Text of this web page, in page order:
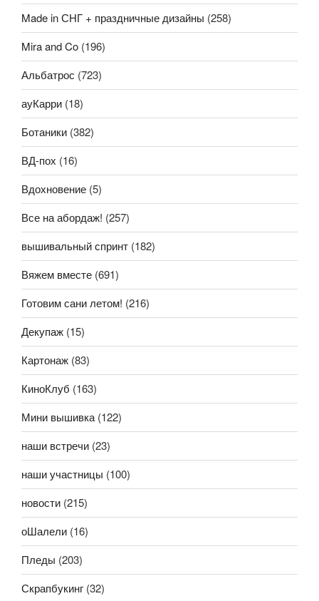
Made in СНГ + праздничные дизайны (258)
Mira and Co (196)
Альбатрос (723)
ауКарри (18)
Ботаники (382)
ВД-пох (16)
Вдохновение (5)
Все на абордаж! (257)
вышивальный спринт (182)
Вяжем вместе (691)
Готовим сани летом! (216)
Декупаж (15)
Картонаж (83)
КиноКлуб (163)
Мини вышивка (122)
наши встречи (23)
наши участницы (100)
новости (215)
оШалели (16)
Пледы (203)
Скрапбукинг (32)